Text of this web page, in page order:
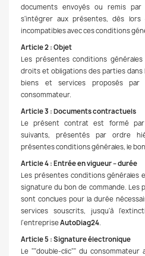
documents envoyés ou remis
s'intégrer aux présentes, dès lors
incompatibles avec ces conditions
Article 2 : Objet
Les présentes conditions
droits et obligations des parties dans
biens et services proposés par
consommateur.
Article 3 : Documents contractuels
Le présent contrat est formé par
suivants, présentés par ordre
présentes conditions générales, le
Article 4 : Entrée en vigueur – durée
Les présentes conditions générales
signature du bon de commande. Les
sont conclues pour la durée
services souscrits, jusqu'à
l’entrepriseAutoDiag24.
Article 5 : Signature électronique
Le ""double-clic"" du